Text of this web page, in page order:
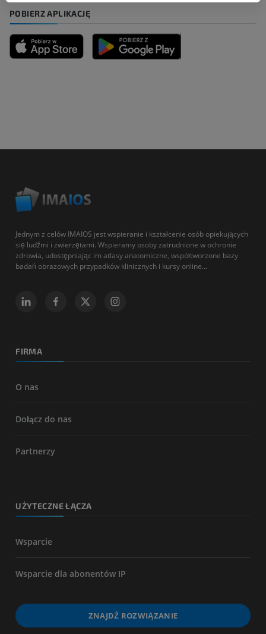
POBIERZ APLIKACJĘ
Jednym z celów IMAIOS jest wspieranie i kształcenie osób opiekujących
się ludźmi i zwierzętami. Wspieramy osoby zatrudnione w ochronie
zdrowia, udostępniając im atlasy anatomiczne, współtworzone bazy
badań obrazowych przypadków klinicznych i kursy online...
FIRMA
O nas
Dołącz do nas
Partnerzy
UŻYTECZNE ŁĄCZA
Wsparcie
Wsparcie dla abonentów IP
ZNAJDŹ ROZWIĄZANIE